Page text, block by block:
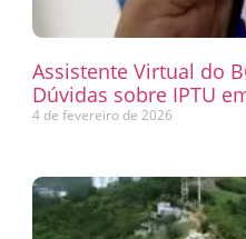
Assistente Virtual do
Dúvidas sobre IPTU
4 de fevereiro de 2026